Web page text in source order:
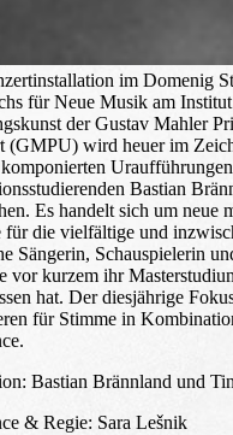
im Domenig
für Neue Musik am
der Gustav Mahler
(GMPU) wird heuer im
komponierten
Bastian
Es handelt sich um neue
die vielfältige und
Sängerin, Schauspielerin
vor kurzem ihr
hat. Der diesjährige
für Stimme in
Bastian Brännland und
& Regie: Sara Lešnik